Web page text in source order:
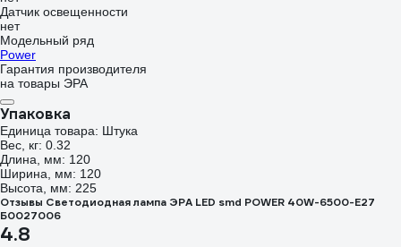
Датчик освещенности
нет
Модельный ряд
Power
Гарантия производителя
на товары ЭРА
Упаковка
Единица товара: Штука
Вес, кг: 0.32
Длина, мм: 120
Ширина, мм: 120
Высота, мм: 225
Отзывы Светодиодная лампа ЭРА LED smd POWER 40W-6500-E27
Б0027006
4.8